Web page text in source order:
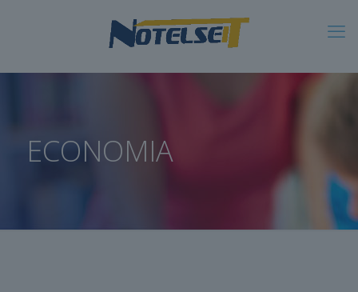
ECONOMIA